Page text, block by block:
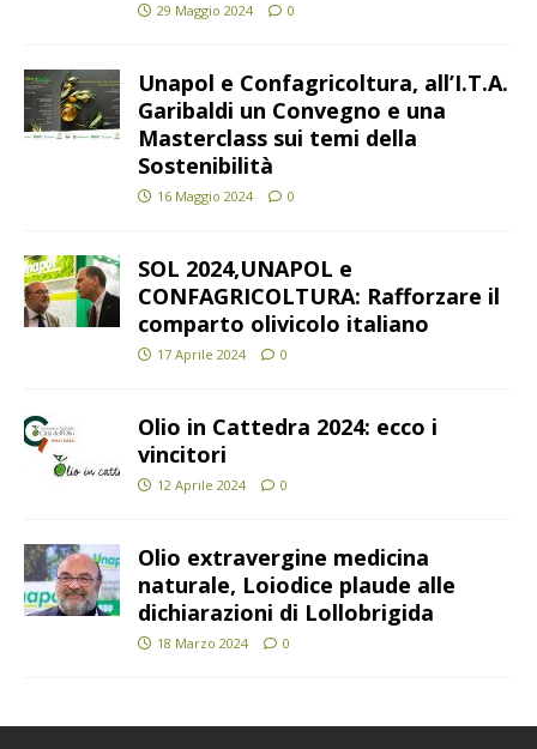
29 Maggio 2024 0
Unapol e Confagricoltura, all’I.T.A.
Garibaldi un Convegno e una
Masterclass sui temi della
Sostenibilità
16 Maggio 2024 0
SOL 2024,UNAPOL e
CONFAGRICOLTURA: Rafforzare il
comparto olivicolo italiano
17 Aprile 2024 0
Olio in Cattedra 2024: ecco i
vincitori
12 Aprile 2024 0
Olio extravergine medicina
naturale, Loiodice plaude alle
dichiarazioni di Lollobrigida
18 Marzo 2024 0